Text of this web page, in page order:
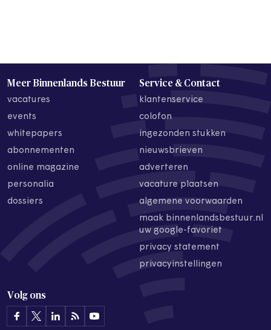
Meer Binnenlands Bestuur
vacatures
events
whitepapers
abonnementen
online magazine
personalia
dossiers
Service & Contact
klantenservice
colofon
ingezonden stukken
nieuwsbrieven
adverteren
vacature plaatsen
algemene voorwaarden
maak binnenlandsbestuur.nl
uw google-favoriet
privacy statement
privacyinstellingen
Volg ons